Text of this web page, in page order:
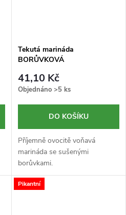
Tekutá marináda
BORŮVKOVÁ
41,10 Kč
Objednáno >5 ks
DO KOŠÍKU
Příjemně ovocitě voňavá
marináda se sušenými
borůvkami.
Pikantní